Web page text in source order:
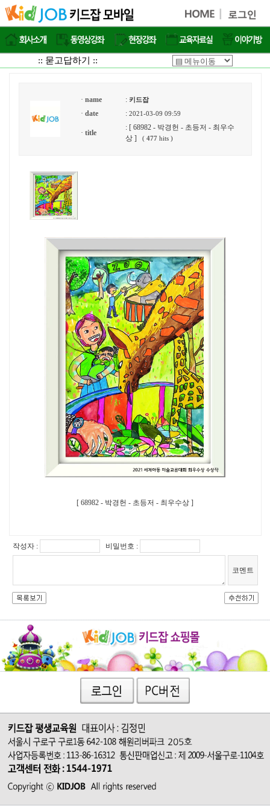
:: 묻고답하기 ::
· name : 키드잡
· date : 2021-03-09 09:59
· title
: [ 68982 - 박경헌 - 초등저 - 최우수
상 ]
( 477hits )
[ 68982 - 박경헌 - 초등저 - 최우수상 ]
작성자 : 비밀번호 :